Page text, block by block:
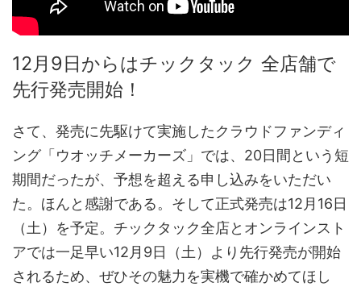
12月9日からはチックタック 全店舗で
先行発売開始！
さて、発売に先駆けて実施したクラウドファンディ
ング「ウオッチメーカーズ」では、20日間という短
期間だったが、予想を超える申し込みをいただい
た。ほんと感謝である。そして正式発売は12月16日
（土）を予定。チックタック全店とオンラインスト
アでは一足早い12月9日（土）より先行発売が開始
されるため、ぜひその魅力を実機で確かめてほし